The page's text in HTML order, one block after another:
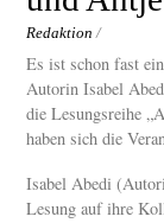
Redaktion /
Es ist schon fast
Autorin Isabel
die Lesungsreihe
haben sich die
Isabel Abedi
Lesung auf ihre